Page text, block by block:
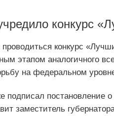
конкурс
конкурс
этапом аналогичного
на федеральном
подписал постановление о
заместитель